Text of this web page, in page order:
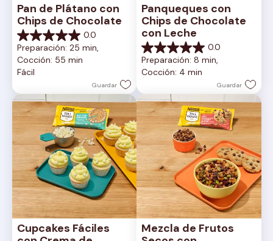
Pan de Plátano con
Chips de Chocolate
0.0
0.0
de
5
estrellas.
Preparación: 25 min,
Cocción: 55 min
Fácil
Guardar
Panqueques con
Chips de Chocolate
con Leche
0.0
0.0
de
5
Preparación: 8 min,
Cocción: 4 min
Guardar
Cupcakes Fáciles
Mezcla de Frutos